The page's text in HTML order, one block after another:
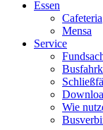
Essen
Cafeteria
Mensa
Service
Wie